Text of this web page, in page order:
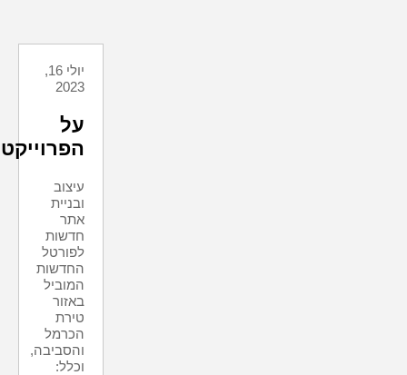
יולי 16,
2023
על
הפרוייקט
עיצוב
ובניית
אתר
חדשות
לפורטל
החדשות
המוביל
באזור
טירת
הכרמל
והסביבה,
וכלל: